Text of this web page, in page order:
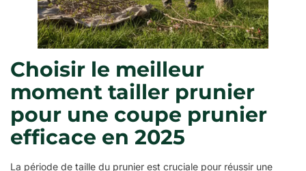
Choisir le meilleur
moment tailler prunier
pour une coupe prunier
efficace en 2025
La période de taille du prunier est cruciale pour réussir une